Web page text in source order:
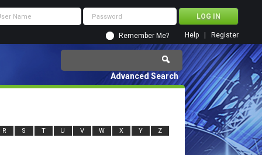
Remember Me? Register
Help
Advanced Search
R S T U V W X Y Z